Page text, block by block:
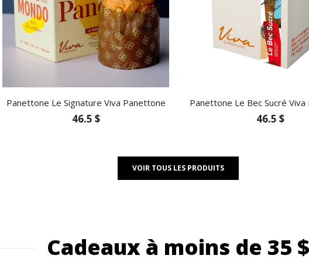
Panettone Le Signature Viva Panettone
46.5 $
Panettone Le Bec Sucré
46.5 $
VOIR TOUS LES PRODUITS
Cadeaux à moins de 35 $